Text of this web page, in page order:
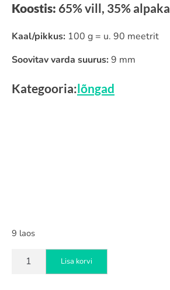
Koostis: 65% vill, 35% alpaka
Kaal/pikkus: 100 g = u. 90 meetrit
Soovitav varda suurus:9 mm
Kategooria:lõngad
9 laos
Drops
Lisa korvi